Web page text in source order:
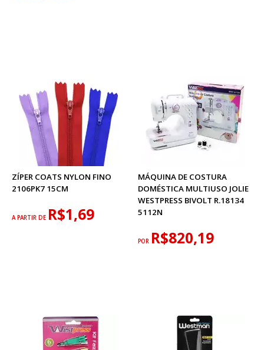
ZÍPER COATS NYLON FINO
2106PK7 15CM
A PARTIR DE R$1,69
MÁQUINA DE COSTURA
DOMÉSTICA MULTIUSO JOLIE
WESTPRESS BIVOLT R.18134
5112N
POR R$820,19